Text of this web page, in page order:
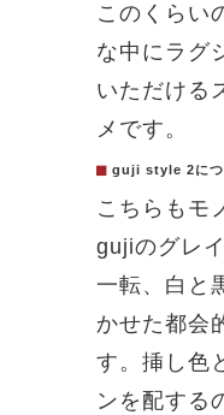
このくらい
な中にラグ
いただける
メです。
guji style 2につ
こちらもモ
gujiのグレ
一転、白と
かせた都会
す。挿し色
ンを配する